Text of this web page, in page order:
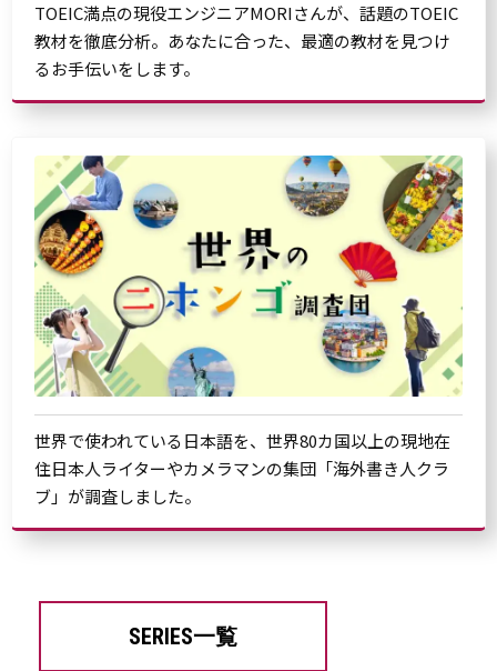
TOEIC満点の現役エンジニアMORIさんが、話題のTOEIC
教材を徹底分析。あなたに合った、最適の教材を見つけ
るお手伝いをします。
世界で使われている日本語を、世界80カ国以上の現地在
住日本人ライターやカメラマンの集団「海外書き人クラ
ブ」が調査しました。
SERIES一覧